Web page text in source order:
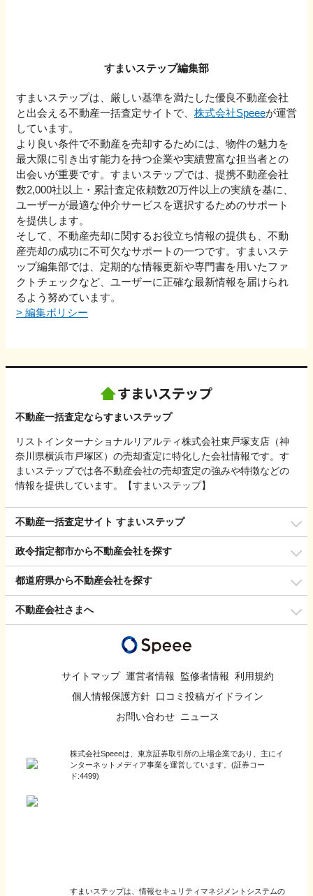
すまいステップ編集部
すまいステップは、厳しい基準を満たした優良不動産会社
と出会える不動産一括査定サイトで、 株式会社Speeeが運営
しています。
より良い条件で不動産を売却するためには、物件の魅力を
最大限に引き出す能力を持つ企業や実績豊富な担当者との
出会いが重要です。すまいステップでは、提携不動産会社
数2,000社以上・累計査定依頼数20万件以上の実績を基に、
ユーザーが最適な仲介サービスを選択するためのサポート
を提供します。
そして、不動産売却に関するお役立ち情報の提供も、不動
産売却の成功に不可欠なサポートの一つです。すまいステ
ップ編集部では、定期的な情報更新や専門書を用いたファ
クトチェックなど、ユーザーに正確な最新情報を届けられ
るよう努めています。
> 編集ポリシー
不動産一括査定ならすまいステップ
リストインターナショナルリアルティ株式会社東戸塚支店（神
奈川県横浜市戸塚区）の売却査定に特化した会社情報です。す
まいステップでは各不動産会社の売却査定の強みや特徴などの
情報を提供しています。【すまいステップ】
不動産一括査定サイト すまいステップ
政令指定都市から不動産会社を探す
都道府県から不動産会社を探す
不動産会社さまへ
サイトマップ 運営者情報 監修者情報 利用規約
個人情報保護方針 口コミ投稿ガイドライン
お問い合わせ ニュース
株式会社Speeeは、東京証券取引所の上場企業であり、主にイ
ンターネットメディア事業を運営しています。(証券コー
ド:4499)
すまいステップは、情報セキュリティマネジメントシステムの